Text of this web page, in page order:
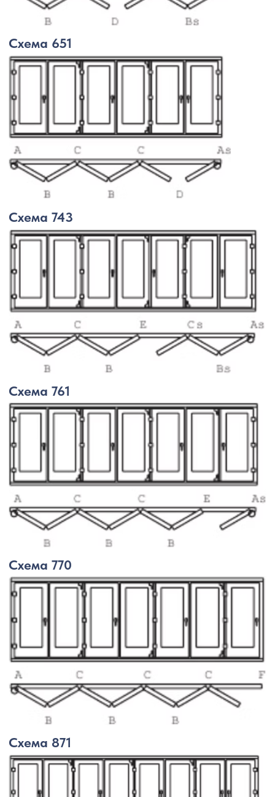
СТЕКЛОПАКЕТ
Конструкция может быть
персонализирована и адаптирована
к существующему пространству
ХАРАКТЕРИСТИКИ
В зависимости от пожеланий
по звукоизоляции и теплопроводности
возможно применение двухкамерный
или однокамерный стеклопакетов
РАЗНОВИДНОСТИ
Существует огромное количество
вариантов персонализации стекла,
а именно использование стекла
узора или фотопечати, с пескоструйной
тонированное и т. д.
ВИДЕО РОЛИК